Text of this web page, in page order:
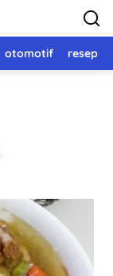
otomotif resep